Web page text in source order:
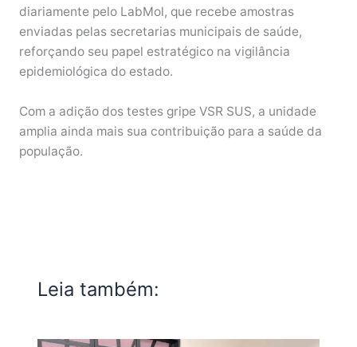
diariamente pelo LabMol, que recebe amostras
enviadas pelas secretarias municipais de saúde,
reforçando seu papel estratégico na vigilância
epidemiológica do estado.
Com a adição dos testes gripe VSR SUS, a unidade
amplia ainda mais sua contribuição para a saúde da
população.
Leia também: